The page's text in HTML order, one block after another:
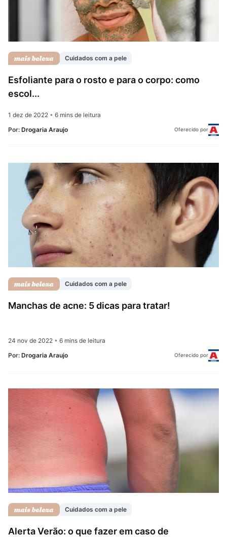
Cuidados com a pele
Esfoliante para o rosto e para o corpo: como
escol...
1 dez de 2022 • 6 mins de leitura
Por: Drogaria Araujo Oferecido por
Cuidados com a pele
Manchas de acne: 5 dicas para tratar!
24 nov de 2022 • 6 mins de leitura
Por: Drogaria Araujo Oferecido por
Cuidados com a pele
Alerta Verão: o que fazer em caso de